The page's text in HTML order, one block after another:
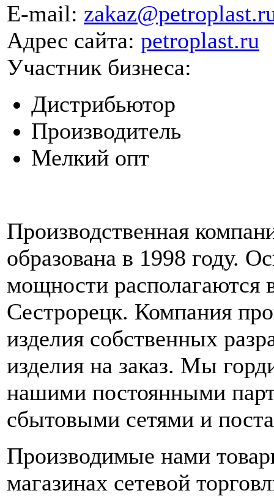
E-mail:
Адрес сайта: petroplast.ru
Участник бизнеса:
Дистрибьютор
Производитель
Мелкий опт
Производственная
образована в 1998 году.
мощности располагаются
Сестрорецк. Компания
изделия собственных
изделия на заказ. Мы
нашими постоянными
сбытовыми сетями и
Производимые нами
магазинах сетевой